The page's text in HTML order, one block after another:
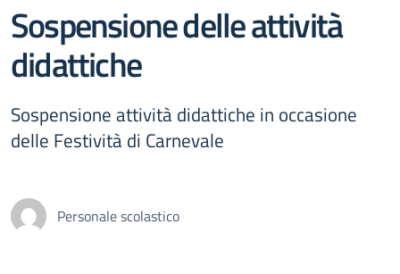
Sospensione delle attività
didattiche
Sospensione attività didattiche in occasione
delle Festività di Carnevale
Personale scolastico